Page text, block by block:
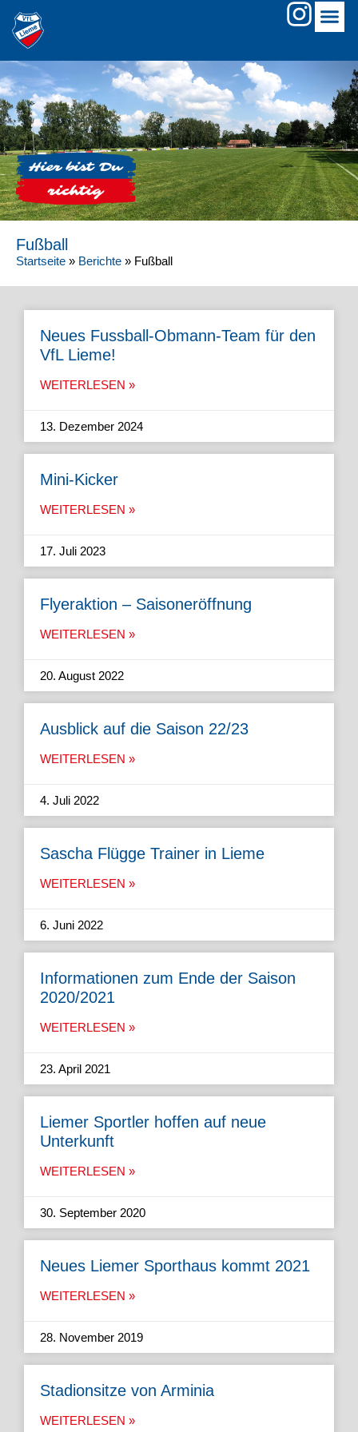
Fußball
Startseite » Berichte » Fußball
Neues Fussball-Obmann-Team für den
VfL Lieme!
WEITERLESEN »
13. Dezember 2024
Mini-Kicker
WEITERLESEN »
17. Juli 2023
Flyeraktion – Saisoneröffnung
WEITERLESEN »
20. August 2022
Ausblick auf die Saison 22/23
WEITERLESEN »
4. Juli 2022
Sascha Flügge Trainer in Lieme
WEITERLESEN »
6. Juni 2022
Informationen zum Ende der Saison
2020/2021
WEITERLESEN »
23. April 2021
Liemer Sportler hoffen auf neue
Unterkunft
WEITERLESEN »
30. September 2020
Neues Liemer Sporthaus kommt 2021
WEITERLESEN »
28. November 2019
Stadionsitze von Arminia
WEITERLESEN »